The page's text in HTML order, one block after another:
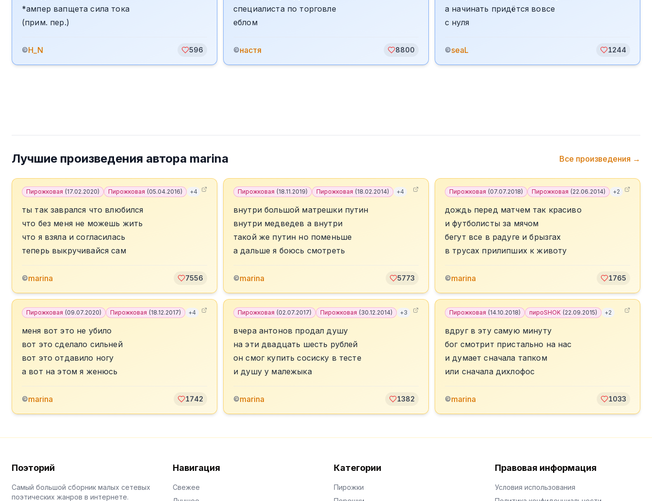
*ампер вапщета сила тока
(прим. пер.)
©H_N 596
специалиста по торговле
еблом
©настя 8800
а начинать придётся вовсе
с нуля
©seaL 1244
Лучшие произведения автора marina Все произведения →
Пирожковая (17.02.2020) Пирожковая (05.04.2016) +4
ты так заврался что влюбился
что без меня не можешь жить
что я взяла и согласилась
теперь выкручивайся сам
©marina 7556
Пирожковая (18.11.2019) Пирожковая (18.02.2014) +4
внутри большой матрешки путин
внутри медведев а внутри
такой же путин но поменьше
а дальше я боюсь смотреть
©marina 5773
Пирожковая (07.07.2018) Пирожковая (22.06.2014) +2
дождь перед матчем так красиво
и футболисты за мячом
бегут все в радуге и брызгах
в трусах прилипших к животу
©marina 1765
Пирожковая (09.07.2020) Пирожковая (18.12.2017) +4
меня вот это не убило
вот это сделало сильней
вот это отдавило ногу
а вот на этом я женюсь
©marina 1742
Пирожковая (02.07.2017) Пирожковая (30.12.2014) +3
вчера антонов продал душу
на эти двадцать шесть рублей
он смог купить сосиску в тесте
и душу у малежыка
©marina 1382
Пирожковая (14.10.2018) пироSHOK (22.09.2015) +2
вдруг в эту самую минуту
бог смотрит пристально на нас
и думает сначала тапком
или сначала дихлофос
©marina 1033
Поэторий
Самый большой сборник малых сетевых
поэтических жанров в интернете.
Навигация
Свежее
Категории
Пирожки
Правовая информация
Условия использования